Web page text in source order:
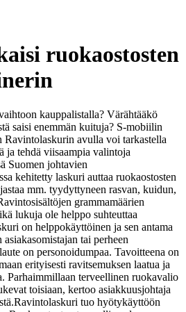
ruokaostosten
kauppalistalla? Värähtääkö
saisi enemmän kuituja? S-mobiilin
Ravintolaskurin avulla voi tarkastella
ja tehdä viisaampia valintoja
Suomen johtavien
kehitetty laskuri auttaa ruokaostosten
mm. tyydyttyneen rasvan, kuidun,
grammamäärien
lukuja ole helppo suhteuttaa
on helppokäyttöinen ja sen antama
tai perheen
on personoidumpaa. Tavoitteena on
erityisesti ravitsemuksen laatua ja
Parhaimmillaan terveellinen ruokavalio
toisiaan, kertoo asiakkuusjohtaja
Ravintolaskuri tuo hyötykäyttöön